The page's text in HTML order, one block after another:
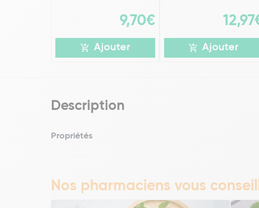
9,70€
Ajouter Ajouter
Description
Propriétés
Nos pharmaciens vous